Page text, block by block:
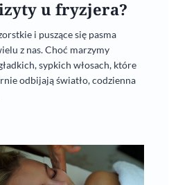
u fryzjera?
i puszące się pasma
z nas. Choć marzymy
sypkich włosach, które
odbijają światło, codzienna